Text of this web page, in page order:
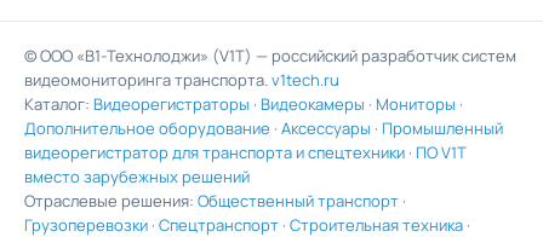
© ООО «В1-Технолоджи» (V1T) — российский разработчик систем
видеомониторинга транспорта.v1tech.ru
Каталог: Видеорегистраторы · Видеокамеры · Мониторы ·
Дополнительное оборудование · Аксессуары · Промышленный
видеорегистратор для транспорта и спецтехники · ПО V1T
вместо зарубежных решений
Отраслевые решения: Общественный транспорт ·
Грузоперевозки · Спецтранспорт · Строительная техника ·